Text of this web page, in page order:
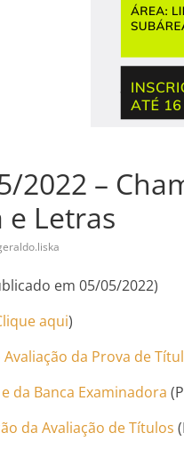
2022 –
e Letras
em 05/05/2022)
aqui)
da Prova de
da Banca Examinadora
da Avaliação de Títulos